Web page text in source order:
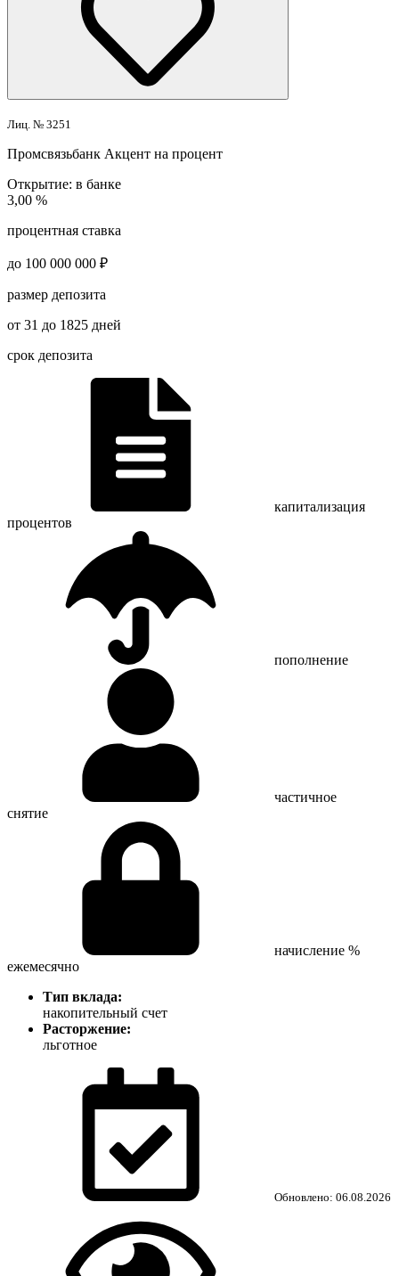
Лиц. № 3251
Промсвязьбанк Акцент на процент
Открытие: в банке
3,00 %
процентная ставка
до 100 000 000 ₽
размер депозита
от 31 до 1825 дней
срок депозита
капитализация
процентов
пополнение
частичное
снятие
начисление %
ежемесячно
Тип вклада:
накопительный счет
Расторжение:
льготное
Обновлено: 06.08.2026